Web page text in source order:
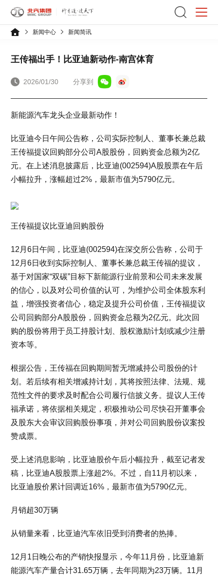
新闻中心 新闻简讯
王传福出手！比亚迪新动作-南宫体育
2026/01/30 分享到
新能源汽车龙头企业最新动作！
比亚迪今日午间公告称，公司实际控制人、董事长兼总裁
王传福提议回购部分公司A股股份，回购资金总额为2亿
元。在上述消息披露后，比亚迪(002594)A股股票在午后
小幅拉升，涨幅超过2%，最新市值为5790亿元。
王传福提议比亚迪回购股份
12月6日午间，比亚迪(002594)在深交所公告称，公司于
12月6日收到实际控制人、董事长兼总裁王传福的提议，
基于对国家“双碳”目标下新能源行业前景和公司未来发展
的信心，以及对公司价值的认可，为维护公司全体股东利
益，增强投资者信心，稳定及提升公司价值，王传福提议
公司回购部分A股股份，回购资金总额为2亿元。此次回
购的股份将用于员工持股计划、股权激励计划或减少注册
资本等。
根据公告，王传福在回购期间暂无增减持公司股份的计
划。若后续有相关增减持计划，其将按照法律、法规、规
范性文件的要求及时配合公司履行信披义务。提议人王传
福承诺，将依据相关规定，积极推动公司尽快召开董事会
及股东大会审议回购股份事项，并对公司回购股份议案投
赞成票。
受上述消息影响，比亚迪股价午后小幅拉升，截至记者发
稿，比亚迪A股股票上涨超2%。不过，自11月初以来，
比亚迪股价累计回调近16%，最新市值为5790亿元。
月销超30万辆
从销量来看，比亚迪汽车依旧受到消费者的热捧。
12月1日晚公布的产销快报显示，今年11月份，比亚迪新
能源汽车产量合计31.65万辆，去年同期为23万辆。11月